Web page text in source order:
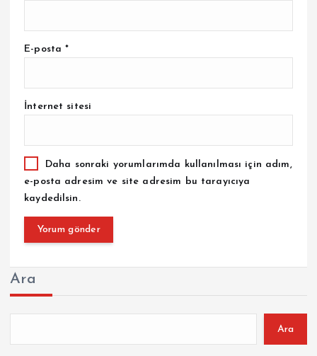
E-posta*
İnternet sitesi
Daha sonraki yorumlarımda kullanılması için adım,
e-posta adresim ve site adresim bu tarayıcıya
kaydedilsin.
Ara
Ara